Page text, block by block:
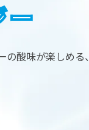
ー
酸味が楽しめる、